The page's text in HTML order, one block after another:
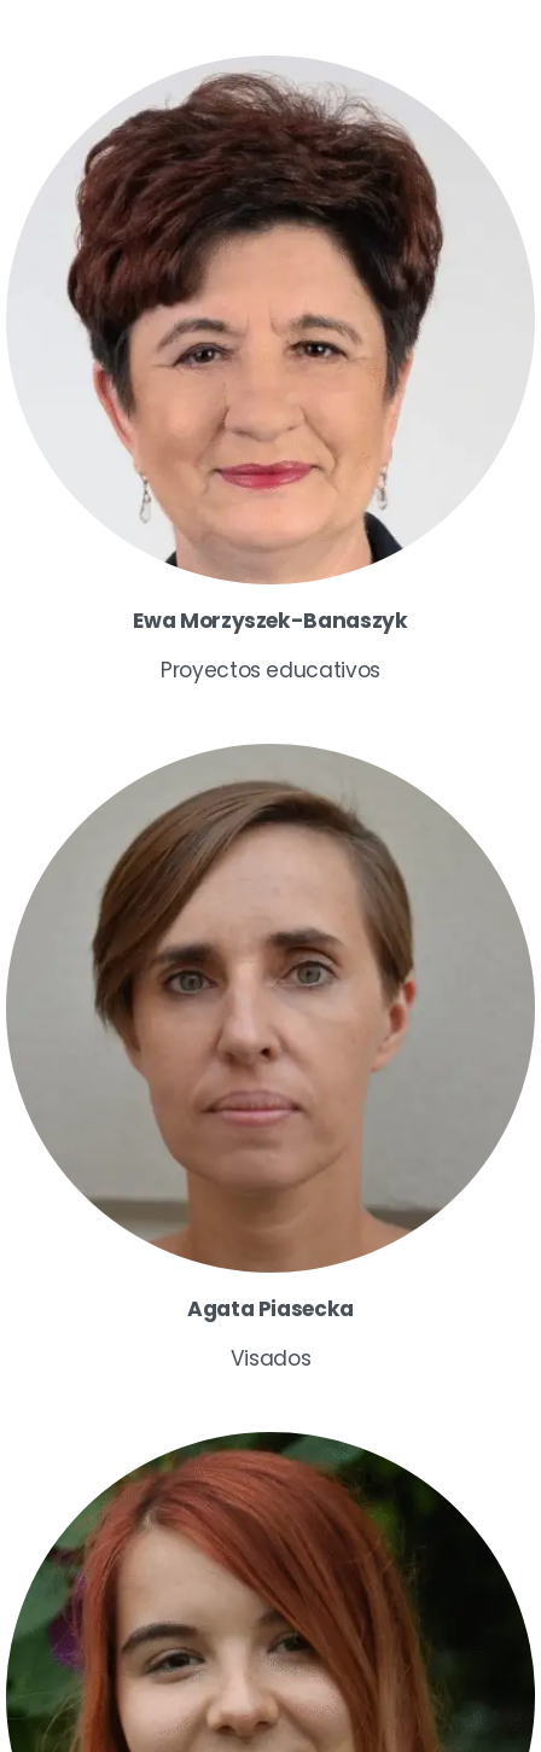
Ewa Morzyszek-Banaszyk
Proyectos educativos
Agata Piasecka
Visados